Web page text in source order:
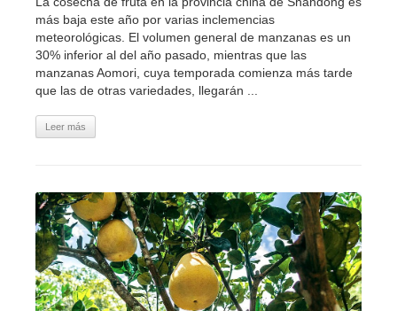
más baja este año por varias inclemencias
meteorológicas. El volumen general de manzanas es un
30% inferior al del año pasado, mientras que las
manzanas Aomori, cuya temporada comienza más tarde
que las de otras variedades, llegarán ...
Leer más